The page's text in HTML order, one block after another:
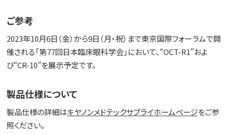
ご参考
2023年10月6日（金）から9日（月・祝）まで東京国際フォーラムで開
催される「第77回日本臨床眼科学会」において、“OCT-R1”およ
び“CR-10”を展示予定です。
製品仕様について
製品仕様の詳細はキヤノンメドテックサプライホームページをご参
照ください。